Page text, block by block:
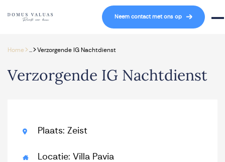
Navigatie overslaan
Neem contact met ons op
Home> >Verzorgende IG Nachtdienst
Verzorgende IG Nachtdienst
Plaats: Zeist
Locatie: Villa Pavia